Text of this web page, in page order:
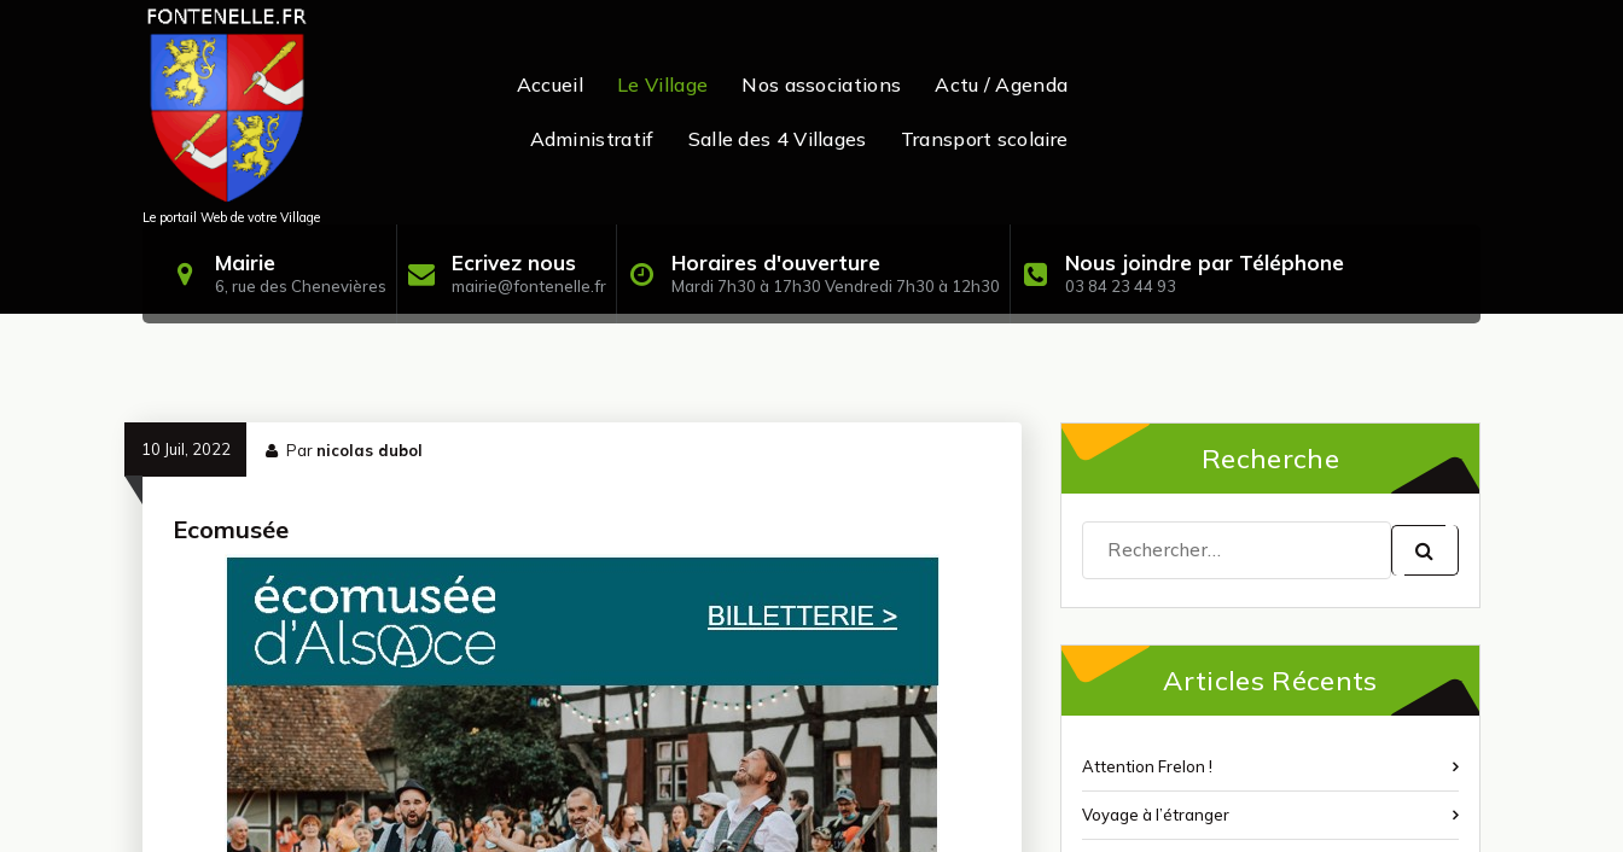
Le portail Web de votre Village
Accueil Le Village Nos associations Actu / Agenda
Administratif Salle des 4 Villages Transport scolaire
Mairie
6, rue des Chenevières
Ecrivez nous
mairie@fontenelle.fr
Horaires d'ouverture
Mardi 7h30 à 17h30 Vendredi 7h30 à 12h30
Nous joindre par Téléphone
03 84 23 44 93
10 Juil, 2022 Par nicolas dubol
Ecomusée
Recherche
pour :
Articles Récents
Attention Frelon !
Voyage à l’étranger